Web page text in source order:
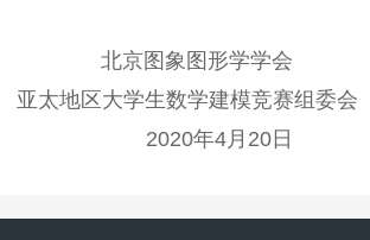
北京图象图形学学会
亚太地区大学生数学建模竞赛组委会
2020年4月20日